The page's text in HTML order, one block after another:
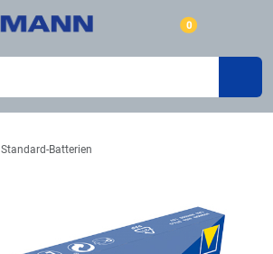
0
Standard-Batterien